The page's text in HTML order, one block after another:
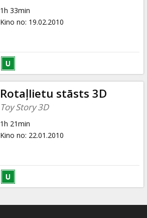
1h 33min
Kino no: 19.02.2010
Rotaļlietu stāsts 3D
Toy Story 3D
1h 21min
Kino no: 22.01.2010